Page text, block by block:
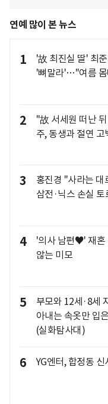
연예 많이 본 뉴스
1
'故 최진실 딸' 최
'뼈말라'…"여름 몸
2
"故 서세원 떠난
주, 동생과 절연 고
3
홍진경 "사라는
삼전·닉스 손실 토
4
'의사 남편♥' 재혼
않는 미모
5
부모와 12세·8세
아내는 속옷만 입
(실화탐사대)
6 YG엔터, 합정동